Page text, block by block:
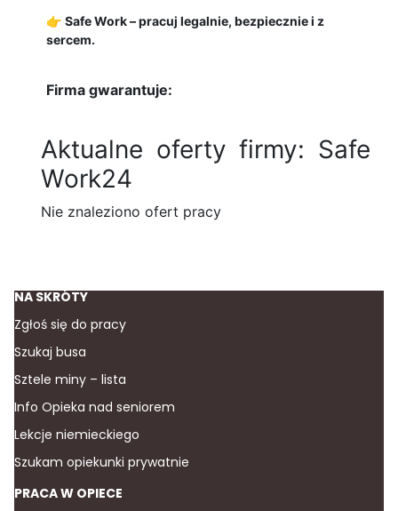
👉 Safe Work – pracuj legalnie, bezpiecznie i z
sercem.
Firma gwarantuje:
Aktualne oferty firmy: Safe
Work24
Nie znaleziono ofert pracy
NA SKRÓTY
Zgłoś się do pracy
Szukaj busa
Sztele miny – lista
Info Opieka nad seniorem
Lekcje niemieckiego
Szukam opiekunki prywatnie
PRACA W OPIECE